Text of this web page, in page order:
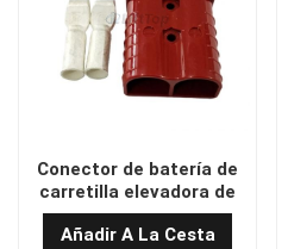
Conector de batería de
carretilla elevadora de
alta calidad original
SB350A
Añadir A La Cesta